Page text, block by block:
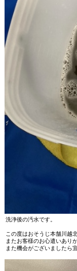
洗浄後の汚水です。
この度はおそうじ本舗川越
またお客様のお心遣いあり
また機会がございましたら